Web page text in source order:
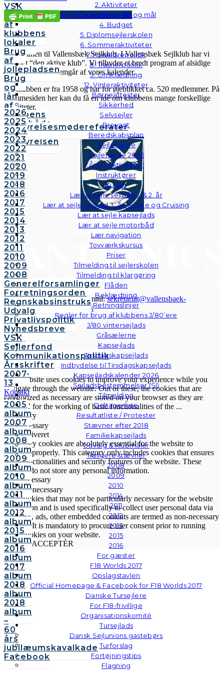
2. Aktiviteter
3. Handlingsplan og mål
4. Budget
5. Diplomsejlerskolen
6. Sommeraktiviteter
7. Forældrepolitik
8. Trænerpolitik
9. Omklædning
12. Vinteraktiviteter
Børneattester
Sikkerhed
Selvsejler
Brovagt
Beredskabsplan
Sejlerskole
Sejlerskole 2026
Årets aktiviteter
Instruktører
Kurser
Lær at sejle sejlbåd 1. & 2. år
Lær at sejle sejlbåd 3. år: Rutine og Cruising
Lær at sejle kapsejlads
Lær at sejle motorbåd
Lær navigation
Tovværkskursus
Priser
Tilmelding til sejlerskolen
Tilmelding til klargøring
Flåden
Beklædning
Retningslinjer
Regler for brug af klubbens J/80’ere
J/80 vintersejlads
Gråsælerne
Kapsejlads
Tirsdagskapsejlads
Indbydelse til Tirsdagskapsejlads
Kapsejladskalender 2026
Sejladsbestemmelser (SI)
Tilmelding
Deltagerliste
Resultatliste / Protester
Stævner efter 2018
Familiekapsejlads
Udvalg & klubmåler
Tidligere stævner
2008
2009
2010
2014
2011
2012
2013
2015
2016
For gæster
F18 Worlds 2017
Opslagstavlen
Official Homepage & Facebook for F18 Worlds 2017
Danske Tursejlere
For F18-frivillige
Organisationskomité
Tursejlads
Dansk Sejlunions gastebørs
Turforslag
Fortøjningstips
Flagning
VSK
Brug
af
klubbens
lokaler
Brug
af
jollepladsen
Brug
og
lån
af
klubbens
følgebåde
Vedtægter
Bestyrelsen
Bestyrelsesmødereferater
2026
2025
2024
2023
2022
2021
2020
2019
2018
2016
2017
2015
2014
2013
2012
2011
2010
2009
2008
Generelforsamlinger
Forretningsorden
Regnskabsinstruks
Udvalg
Privatlivspolitik
Nyhedsbreve
VSK
Sejlerfond
Kommunikationspolitik
Årsskrifter
2007-
13
Kontakt
Galleri
Andre
fotos
2005
album
2007
album
2008
album
2009
album
2010
album
2011
album
2012
album
2015
album
2016
album
2017
album
2018
album
2018
album
–
60
års
jubilæumskavalkade
Facebook
Share Tweet Share Pin
VSK
Velkommen til Vallensbæk Sejlklub. I Vallensbæk Sejlklub har vi
mottoet “den aktive klub”. Vi tilbyder et bredt program af alsidige
aktiviteter, som fremgår af vores kalender.
Sejlklubben er fra 1958 og har for øjeblikket ca. 520 medlemmer. På
hjemmesiden her kan du få en idé om klubbens mange forskellige
aktiviteter.
© Vallensbæk Sejlklub | E-mail:sekretariat@vallensbaek-
sejlklub.dk|Privatlivspolitik
Luk
Privacy Overview
This website uses cookies to improve your experience while you
navigate through the website. Out of these, the cookies that are
categorized as necessary are stored on your browser as they are
essential for the working of basic functionalities of the ...
Necessary
Necessary
Altid aktiveret
Necessary cookies are absolutely essential for the website to
function properly. This category only includes cookies that ensures
basic functionalities and security features of the website. These
cookies do not store any personal information.
Non-necessary
Non-necessary
Any cookies that may not be particularly necessary for the website
to function and is used specifically to collect user personal data via
analytics, ads, other embedded contents are termed as non-necessary
cookies. It is mandatory to procure user consent prior to running
these cookies on your website.
GEM & ACCEPTÈR